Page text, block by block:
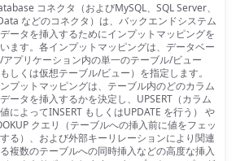
コネクタ（およびMySQL、SQL Server、
などのコネクタ）は、バックエンドシステム
ータを挿入するためにインプットマッピングを
ます。各インプットマッピングは、データベー
アプリケーション内の単一のテーブル/ビュー
もしくは仮想テーブル/ビュー）を指定します。
プットマッピングは、テーブル内のどのカラム
ータを挿入するかを決定し、UPSERT（カラム
によってINSERT もしくはUPDATE を行う） や
クエリ（テーブルへの挿入前に値をフェッ
る）、および外部キーリレーションにより関連
複数のテーブルへの同時挿入などの高度な挿入